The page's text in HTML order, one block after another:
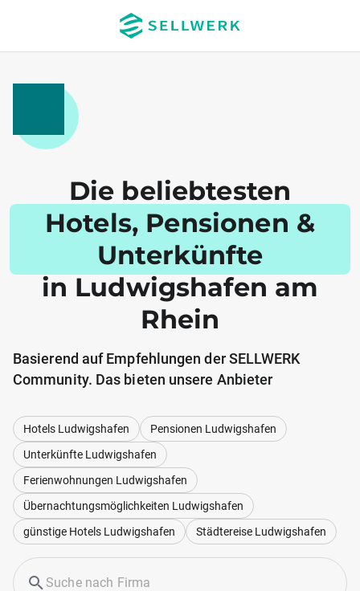
Die beliebtesten
Hotels, Pensionen &
Unterkünfte
in Ludwigshafen am
Rhein
Basierend auf Empfehlungen der SELLWERK
Community. Das bieten unsere Anbieter
Hotels Ludwigshafen
Pensionen Ludwigshafen
Unterkünfte Ludwigshafen
Ferienwohnungen Ludwigshafen
Übernachtungsmöglichkeiten Ludwigshafen
günstige Hotels Ludwigshafen
Städtereise Ludwigshafen